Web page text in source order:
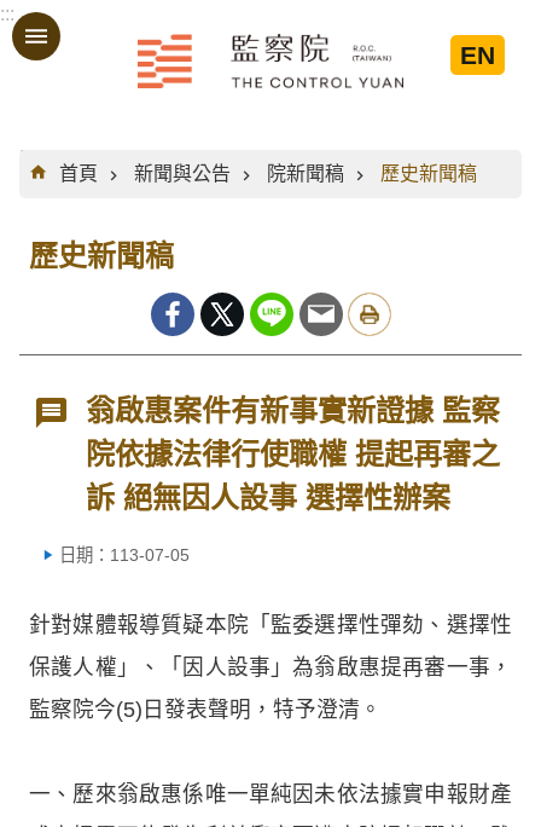
跳到主要內容區塊
:::
EN
:::
首頁
新聞與公告 院新聞稿 歷史新聞稿
歷史新聞稿
翁啟惠案件有新事實新證據 監察
院依據法律行使職權 提起再審之
訴 絕無因人設事 選擇性辦案
日期：113-07-05
針對媒體報導質疑本院「監委選擇性彈劾、選擇性
保護人權」、「因人設事」為翁啟惠提再審一事，
監察院今(5)日發表聲明，特予澄清。
一、歷來翁啟惠係唯一單純因未依法據實申報財產